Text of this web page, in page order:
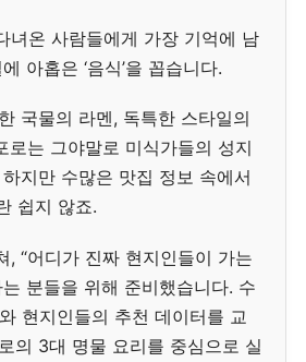
녀온 사람들에게 가장 기억에 남
아홉은 ‘음식’을 꼽습니다.
국물의 라멘, 독특한 스타일의
로는 그야말로 미식가들의 성지
지만 수많은 맛집 정보 속에서
쉽지 않죠.
, “어디가 진짜 현지인들이 가는
분들을 위해 준비했습니다. 수
현지인들의 추천 데이터를 교
의 3대 명물 요리를 중심으로 실